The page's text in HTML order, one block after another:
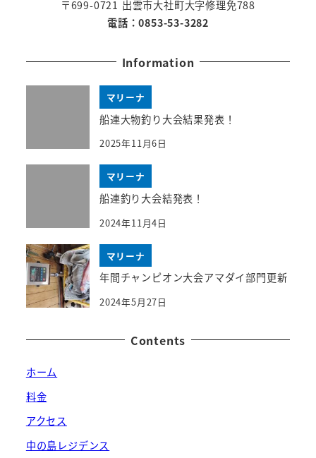
〒699-0721 出雲市大社町大字修理免788
電話：0853-53-3282
Information
マリーナ
船連大物釣り大会結果発表！
2025年11月6日
マリーナ
船連釣り大会結発表！
2024年11月4日
マリーナ
年間チャンピオン大会アマダイ部門更新
2024年5月27日
Contents
ホーム
料金
アクセス
中の島レジデンス